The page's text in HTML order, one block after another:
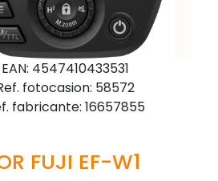
EAN: 4547410433531
fotocasion: 58572
fabricante: 16657855
FUJI EF-W1